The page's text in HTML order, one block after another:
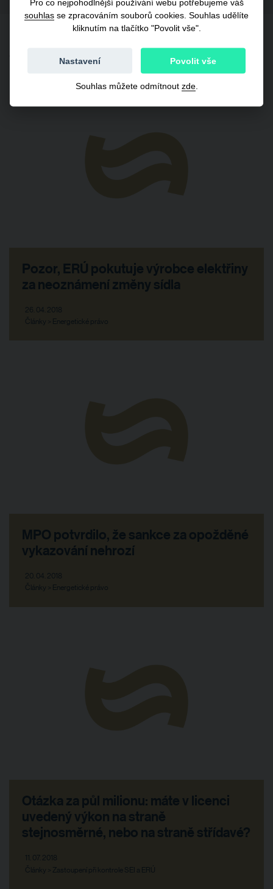
Související články
Pozor, ERÚ pokutuje výrobce elektřiny
za neoznámení změny sídla
26. 04. 2018
Články > Energetické právo
MPO potvrdilo, že sankce za opožděné
vykazování nehrozí
20. 04. 2018
Články > Energetické právo
Otázka za půl milionu: máte v licenci
uvedený výkon na straně
stejnosměrné, nebo na straně střídavé?
11. 07. 2018
Články > Zastoupení při kontrole SEI a ERÚ
souhlas se zpracováním souborů cookies. Souhlas udělíte
kliknutím na tlačítko "Povolit vše".
Povolit vše
Nastavení
Souhlas můžete odmítnout zde.